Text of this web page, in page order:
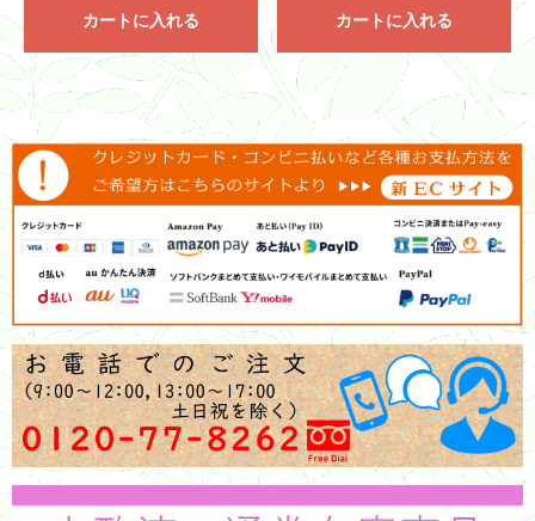
カートに入れる カートに入れる